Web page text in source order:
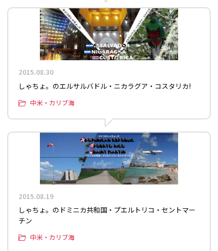
2015.08.30
しゃちょ。のエルサルバドル・ニカラグア・コスタリカ!
中米・カリブ海
2015.08.19
しゃちょ。のドミニカ共和国・プエルトリコ・セントマー
チン
中米・カリブ海